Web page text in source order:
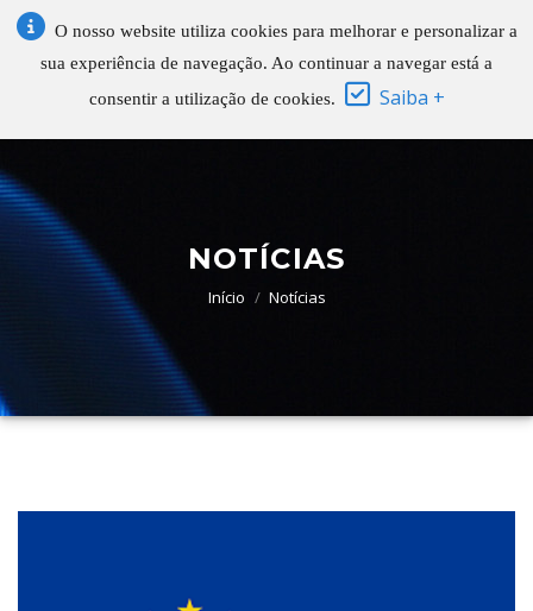
O nosso website utiliza cookies para melhorar e personalizar a
sua experiência de navegação. Ao continuar a navegar está a
consentir a utilização de cookies.
Saiba +
NOTÍCIAS
Início Notícias